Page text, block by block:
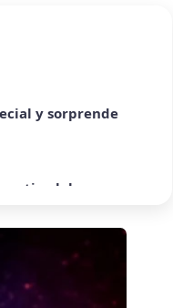
y sorprende
labor
a generar debate